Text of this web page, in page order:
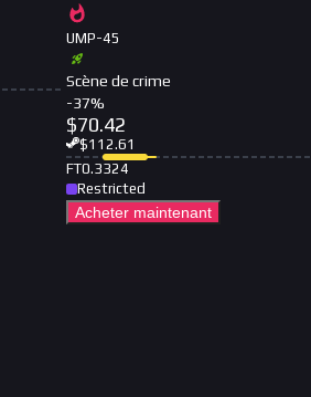
UMP-45
Scène de crime
-37%
$70.42
$112.61
FT0.3324
Restricted
Acheter maintenant